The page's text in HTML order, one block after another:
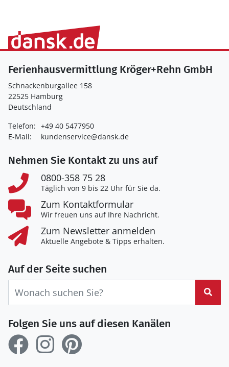
Ferienhausvermittlung Kröger+Rehn GmbH
Schnackenburgallee 158
22525 Hamburg
Deutschland
Telefon: +49 40 5477950
E-Mail:
kundenservice@dansk.de
Nehmen Sie Kontakt zu uns auf
0800-358 75 28
Täglich von 9 bis 22 Uhr für Sie da.
Zum Kontaktformular
Wir freuen uns auf Ihre Nachricht.
Zum Newsletter anmelden
Aktuelle Angebote & Tipps erhalten.
Auf der Seite suchen
Folgen Sie uns auf diesen Kanälen